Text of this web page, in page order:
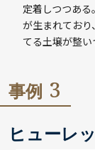
定着しつつあ
が生まれてお
てる土壌が整い
事例 3
ヒューレ